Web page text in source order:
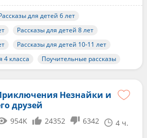
для детей 6 лет
Рассказы для детей 8 лет
Рассказы для детей 10-11 лет
4 класса Поучительные рассказы
Незнайки и
друзей
954K 24352 6342 4 ч.